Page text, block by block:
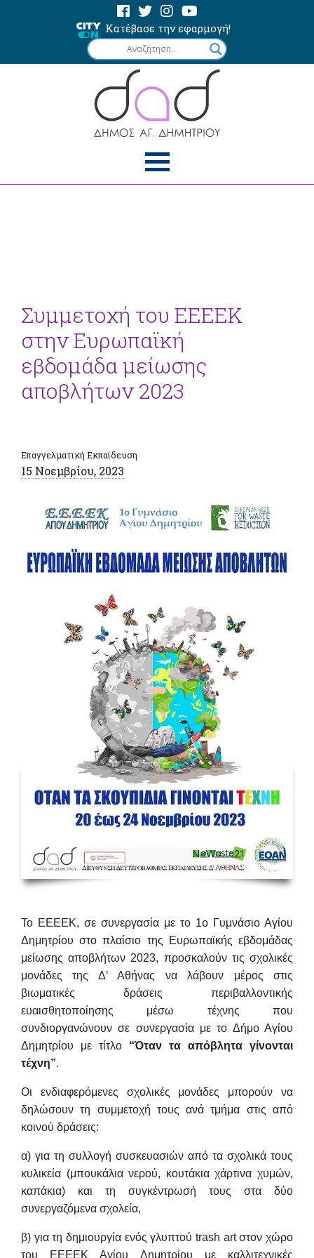
Κατέβασε την εφαρμογή!
Συμμετοχή του EEEEK
στην Ευρωπαϊκή
εβδομάδα μείωσης
αποβλήτων 2023
Επαγγελματική Εκπαίδευση
15 Νοεμβρίου, 2023
Το EEEEK, σε συνεργασία με το 1ο Γυμνάσιο Αγίου
Δημητρίου στο πλαίσιο της Ευρωπαϊκής εβδομάδας
μείωσης αποβλήτων 2023, προσκαλούν τις σχολικές
μονάδες της Δ’ Αθήνας να λάβουν μέρος στις
βιωματικές δράσεις περιβαλλοντικής
ευαισθητοποίησης μέσω τέχνης που
συνδιοργανώνουν σε συνεργασία με το Δήμο Αγίου
Δημητρίου με τίτλο “Όταν τα απόβλητα γίνονται
τέχνη”.
Οι ενδιαφερόμενες σχολικές μονάδες μπορούν να
δηλώσουν τη συμμετοχή τους ανά τμήμα στις από
κοινού δράσεις:
α) για τη συλλογή συσκευασιών από τα σχολικά τους
κυλικεία (μπουκάλια νερού, κουτάκια χάρτινα χυμών,
καπάκια) και τη συγκέντρωσή τους στα δύο
συνεργαζόμενα σχολεία,
β) για τη δημιουργία ενός γλυπτού trash art στον χώρο
του ΕΕΕΕΚ Αγίου Δημητρίου με καλλιτεχνικές